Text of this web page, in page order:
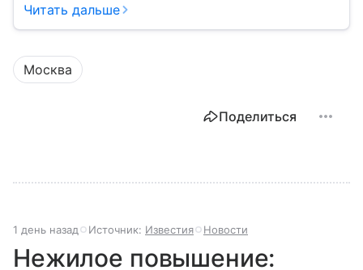
Читать дальше
Москва
Поделиться
1 день назад Источник: Известия Новости
Нежилое повышение: